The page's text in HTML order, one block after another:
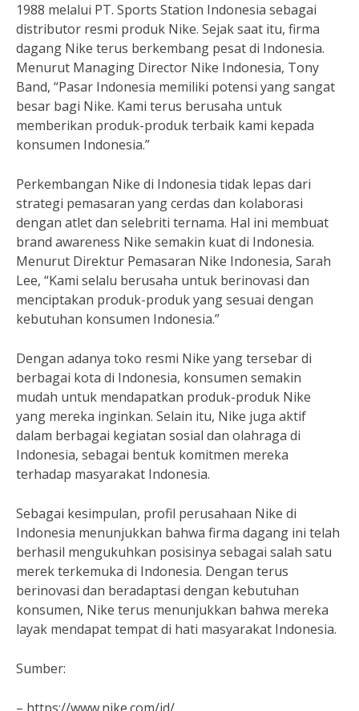
1988 melalui PT. Sports Station Indonesia sebagai
distributor resmi produk Nike. Sejak saat itu, firma
dagang Nike terus berkembang pesat di Indonesia.
Menurut Managing Director Nike Indonesia, Tony
Band, “Pasar Indonesia memiliki potensi yang sangat
besar bagi Nike. Kami terus berusaha untuk
memberikan produk-produk terbaik kami kepada
konsumen Indonesia.”
Perkembangan Nike di Indonesia tidak lepas dari
strategi pemasaran yang cerdas dan kolaborasi
dengan atlet dan selebriti ternama. Hal ini membuat
brand awareness Nike semakin kuat di Indonesia.
Menurut Direktur Pemasaran Nike Indonesia, Sarah
Lee, “Kami selalu berusaha untuk berinovasi dan
menciptakan produk-produk yang sesuai dengan
kebutuhan konsumen Indonesia.”
Dengan adanya toko resmi Nike yang tersebar di
berbagai kota di Indonesia, konsumen semakin
mudah untuk mendapatkan produk-produk Nike
yang mereka inginkan. Selain itu, Nike juga aktif
dalam berbagai kegiatan sosial dan olahraga di
Indonesia, sebagai bentuk komitmen mereka
terhadap masyarakat Indonesia.
Sebagai kesimpulan, profil perusahaan Nike di
Indonesia menunjukkan bahwa firma dagang ini telah
berhasil mengukuhkan posisinya sebagai salah satu
merek terkemuka di Indonesia. Dengan terus
berinovasi dan beradaptasi dengan kebutuhan
konsumen, Nike terus menunjukkan bahwa mereka
layak mendapat tempat di hati masyarakat Indonesia.
Sumber: